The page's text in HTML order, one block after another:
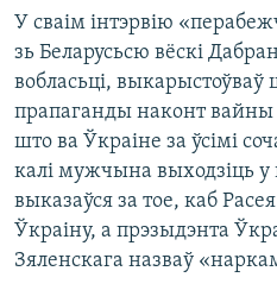
У сваім інтэрвію
зь Беларусьсю вёскі
вобласьці,
прапаганды наконт вайны
што ва Ўкраіне за ўсімі
калі мужчына выходзіць
выказаўся за тое, каб
Ўкраіну, а прэзыдэнта
Зяленскага назваў